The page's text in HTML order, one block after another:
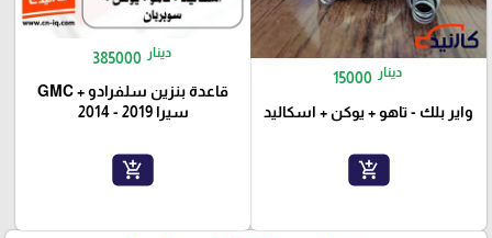
15000 دينار
واير بلك - تاهو + يوكن + اسكاليد
add_shopping_cart
385000 دينار
قاعدة بنزين سلفرادو + GMC
سيرا 2019 - 2014
add_shopping_cart